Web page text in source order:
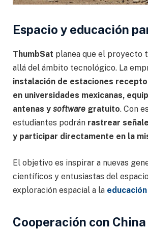
Espacio y educación
ThumbSat planea que el proyecto
allá del ámbito tecnológico. La
instalación de estaciones
en universidades mexicanas,
antenas y software gratuito. Con
estudiantes podrán rastrear
y participar directamente en la
El objetivo es inspirar a nuevas
científicos y entusiastas del
exploración espacial a la
Cooperación con China